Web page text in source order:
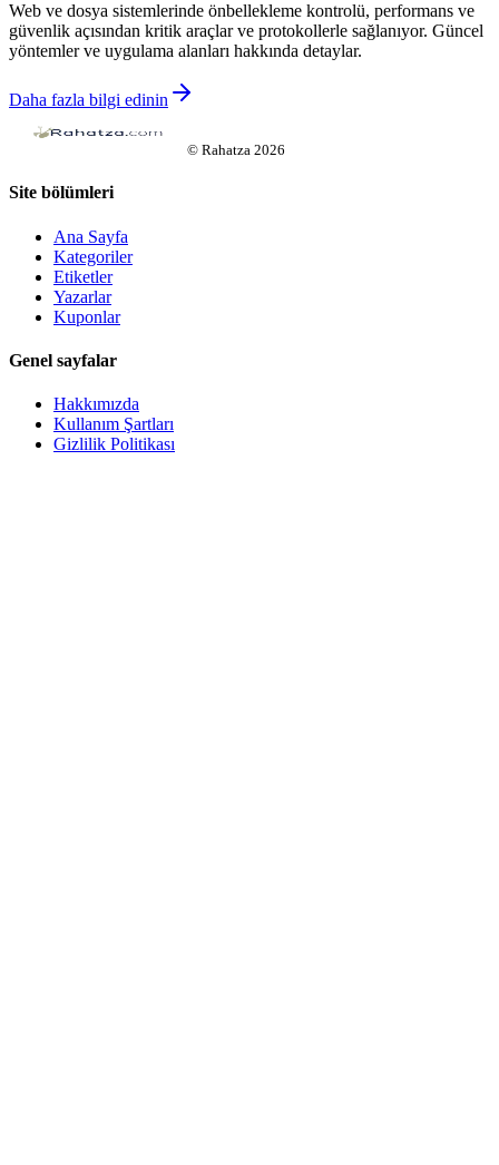
Web ve dosya sistemlerinde önbellekleme kontrolü, performans ve
güvenlik açısından kritik araçlar ve protokollerle sağlanıyor. Güncel
yöntemler ve uygulama alanları hakkında detaylar.
Daha fazla bilgi edinin
© Rahatza 2026
Site bölümleri
Ana Sayfa
Kategoriler
Etiketler
Yazarlar
Kuponlar
Genel sayfalar
Hakkımızda
Kullanım Şartları
Gizlilik Politikası